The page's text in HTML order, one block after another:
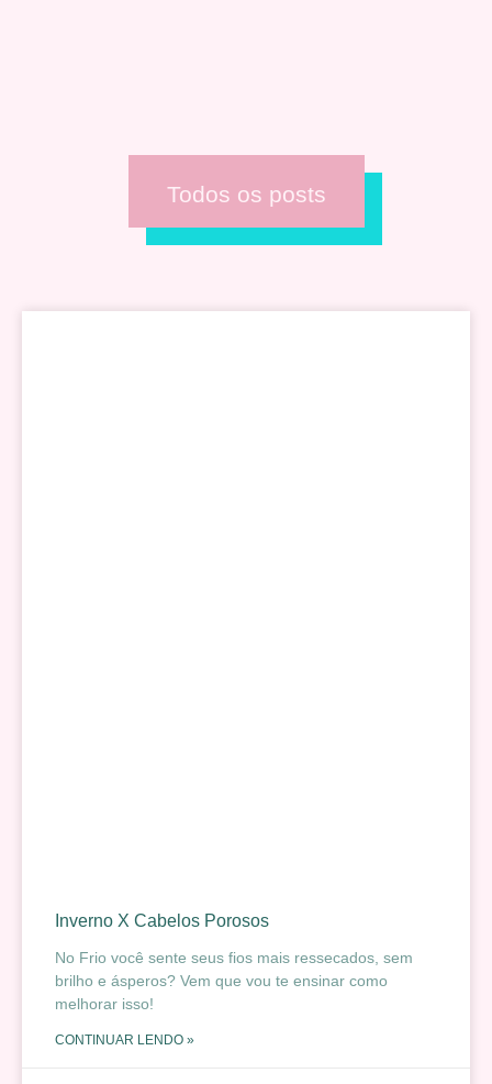
Todos os posts
Inverno X Cabelos Porosos
No Frio você sente seus fios mais ressecados, sem
brilho e ásperos? Vem que vou te ensinar como
melhorar isso!
CONTINUAR LENDO »